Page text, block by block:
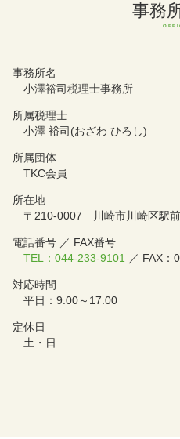
事務
事務所名
小澤裕司税理士事務所
所属税理士
小澤 裕司(おざわ ひろし)
所属団体
TKC会員
所在地
〒210-0007 川崎市川崎区駅
電話番号 ／ FAX番号
TEL：044-233-9101 ／ FAX：
対応時間
平日：9:00～17:00
定休日
土・日